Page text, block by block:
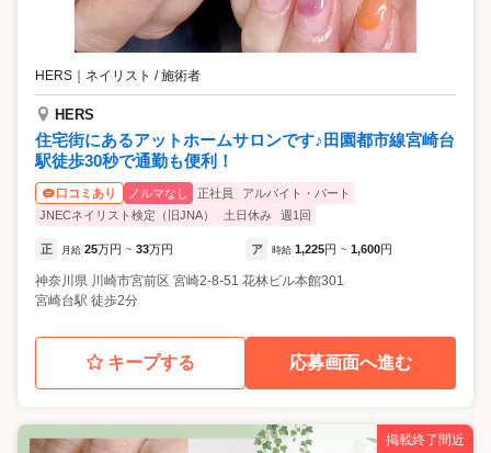
HERS ネイリスト / 施術者
HERS
住宅街にあるアットホームサロンです♪田園都市線宮崎台
駅徒歩30秒で通勤も便利！
口コミあり ノルマなし 正社員
アルバイト・パート
JNECネイリスト検定（旧JNA）
土日休み 週1回
正 月給 25万円 ~ 33万円 ア 時給 1,225円 ~ 1,600円
神奈川県 川崎市宮前区 宮崎2-8-51 花林ビル本館301
宮崎台駅 徒歩2分
キープする 応募画面へ進む
掲載終了間近